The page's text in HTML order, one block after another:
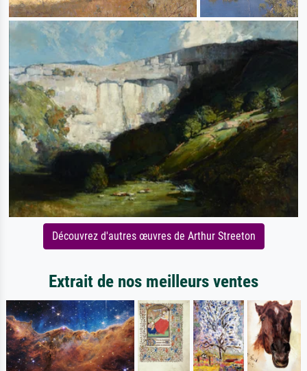
Découvrez d'autres œuvres de Arthur Streeton
Extrait de nos meilleurs ventes